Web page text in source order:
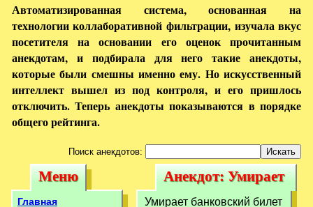
Автоматизированная система, основанная на
технологии коллаборативной фильтрации, изучала вкус
посетителя на основании его оценок прочитанным
анекдотам, и подбирала для него такие анекдоты,
которые были смешны именно ему. Но искусственный
интеллект вышел из под контроля, и его пришлось
отключить. Теперь анекдоты показываются в порядке
общего рейтинга.
Поиск анекдотов:
Меню
Меню
Главная
Анекдот:
Умирает
Анекдот: Умирает
банковский билет
Умирает банковский билет